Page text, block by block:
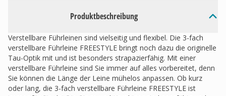
Produktbeschreibung
Verstellbare Führleinen sind vielseitig und flexibel. Die 3-fach
verstellbare Führleine FREESTYLE bringt noch dazu die originelle
Tau-Optik mit und ist besonders strapazierfähig. Mit einer
verstellbare Führleine sind Sie immer auf alles vorbereitet, denn
Sie können die Länge der Leine mühelos anpassen. Ob kurz
oder lang, die 3-fach verstellbare Führleine FREESTYLE ist